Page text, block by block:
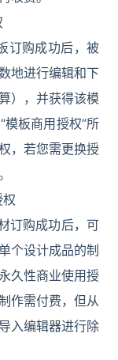
购成功后，被
地进行编辑和下
），并获得该模
板商用授权”所
，若您需更换授
订购成功后，可
个设计成品的制
久性商业使用授
作需付费，但从
入编辑器进行除